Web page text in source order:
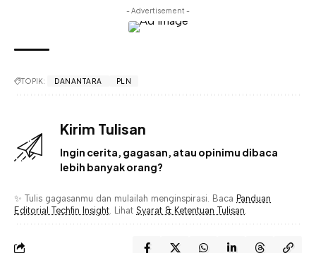
- Advertisement -
TOPIK: DANANTARA PLN
Kirim Tulisan
Ingin cerita, gagasan, atau opinimu dibaca
lebih banyak orang?
✨ Tulis gagasanmu dan mulailah menginspirasi. Baca Panduan
Editorial Techfin Insight . Lihat Syarat & Ketentuan Tulisan